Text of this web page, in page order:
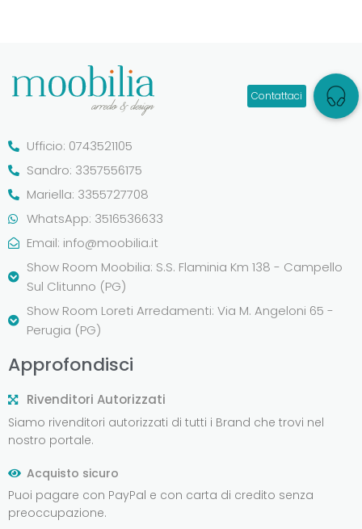
Ufficio: 0743521105
Sandro: 3357556175
Mariella: 3355727708
WhatsApp: 3516536633
Email: info@moobilia.it
Show Room Moobilia: S.S. Flaminia Km 138 - Campello
Sul Clitunno (PG)
Show Room Loreti Arredamenti: Via M. Angeloni 65 -
Perugia (PG)
Approfondisci
Rivenditori Autorizzati
Siamo rivenditori autorizzati di tutti i Brand che trovi nel
nostro portale.
Acquisto sicuro
Puoi pagare con PayPal e con carta di credito senza
preoccupazione.